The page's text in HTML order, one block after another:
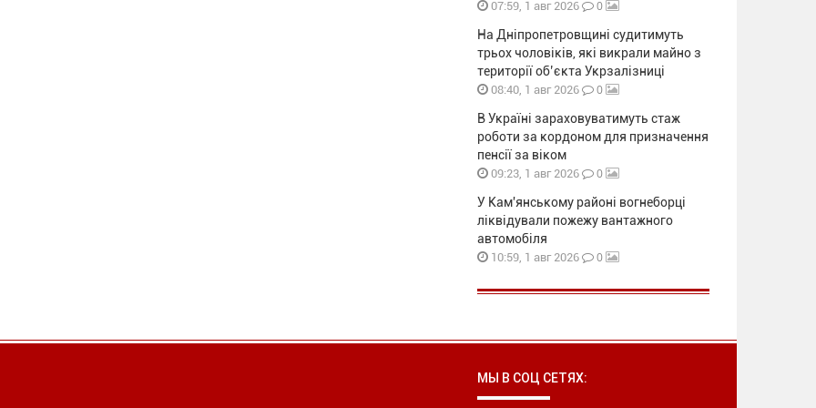
07:59, 1 авг 2026 0
На Дніпропетровщині судитимуть
трьох чоловіків, які викрали майно з
території об’єкта Укрзалізниці
08:40, 1 авг 2026 0
В Україні зараховуватимуть стаж
роботи за кордоном для призначення
пенсії за віком
09:23, 1 авг 2026 0
У Кам'янському районі вогнеборці
ліквідували пожежу вантажного
автомобіля
10:59, 1 авг 2026 0
МЫ В СОЦ СЕТЯХ: